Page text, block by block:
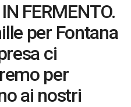
FERMENTO.
per Fontana
ci
per
ai nostri